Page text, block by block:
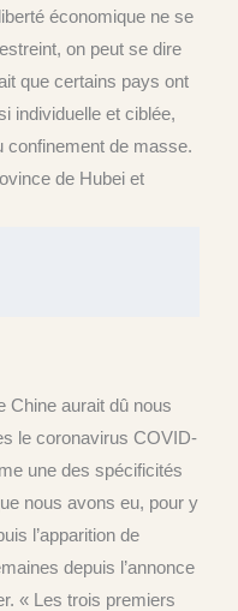
économique ne se
on peut se dire
que certains pays ont
individuelle et ciblée,
confinement de masse.
de Hubei et
Chine aurait dû nous
le coronavirus COVID-
une des spécificités
nous avons eu, pour y
l’apparition de
depuis l’annonce
« Les trois premiers